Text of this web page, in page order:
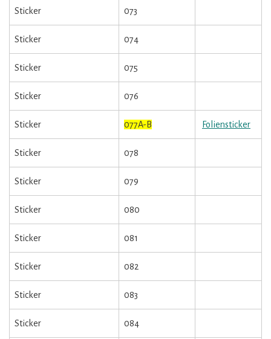
Sticker 073
Sticker 074
Sticker 075
Sticker 076
Sticker 077A-B Foliensticker
Sticker 078
Sticker 079
Sticker 080
Sticker 081
Sticker 082
Sticker 083
Sticker 084